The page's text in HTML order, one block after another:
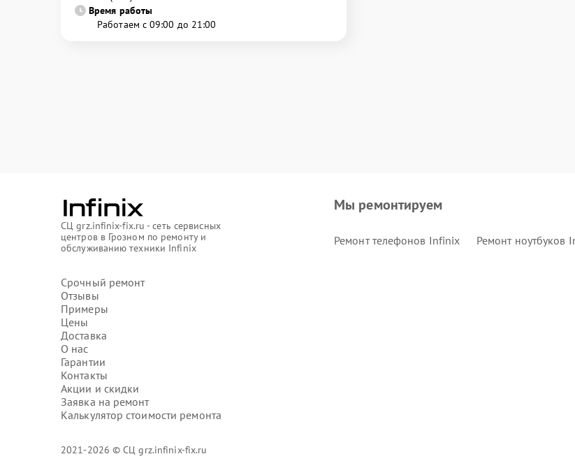
Время работы
Работаем с 09:00 до 21:00
СЦ grz.infinix-fix.ru - сеть сервисных
центров в Грозном по ремонту и
обслуживанию техники Infinix
Срочный ремонт
Отзывы
Примеры
Цены
Доставка
О нас
Гарантии
Контакты
Акции и скидки
Заявка на ремонт
Калькулятор стоимости ремонта
2021-2026 © СЦ grz.infinix-fix.ru
Мы ремонтируем
Ремонт телефонов Infinix Ремонт ноутбуков